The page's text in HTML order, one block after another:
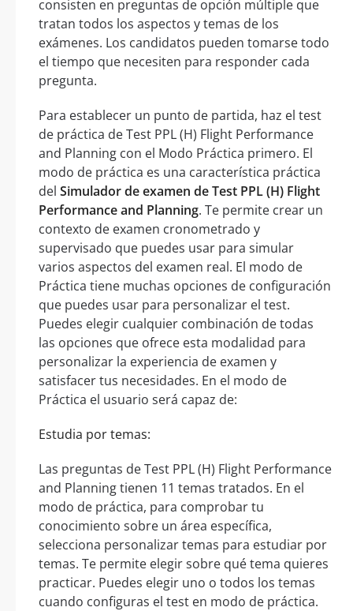
consisten en preguntas de opción múltiple que
tratan todos los aspectos y temas de los
exámenes. Los candidatos pueden tomarse todo
el tiempo que necesiten para responder cada
pregunta.
Para establecer un punto de partida, haz el test
de práctica de Test PPL (H) Flight Performance
and Planning con el Modo Práctica primero. El
modo de práctica es una característica práctica
del Simulador de examen de Test PPL (H) Flight
Performance and Planning. Te permite crear un
contexto de examen cronometrado y
supervisado que puedes usar para simular
varios aspectos del examen real. El modo de
Práctica tiene muchas opciones de configuración
que puedes usar para personalizar el test.
Puedes elegir cualquier combinación de todas
las opciones que ofrece esta modalidad para
personalizar la experiencia de examen y
satisfacer tus necesidades. En el modo de
Práctica el usuario será capaz de:
Estudia por temas:
Las preguntas de Test PPL (H) Flight Performance
and Planning tienen 11 temas tratados. En el
modo de práctica, para comprobar tu
conocimiento sobre un área específica,
selecciona personalizar temas para estudiar por
temas. Te permite elegir sobre qué tema quieres
practicar. Puedes elegir uno o todos los temas
cuando configuras el test en modo de práctica.